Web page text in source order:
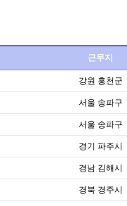
근무지
강원 홍천군
서울 송파구
서울 송파구
경기 파주시
경남 김해시
경북 경주시